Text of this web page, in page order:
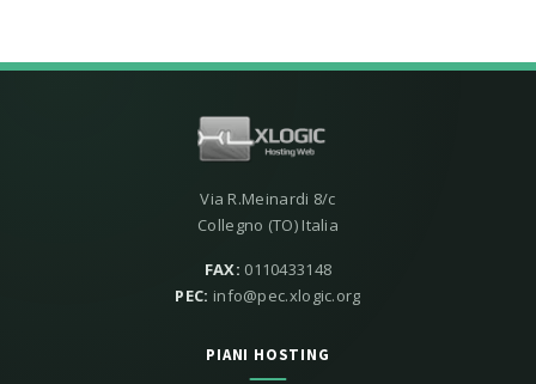
Via R.Meinardi 8/c
Collegno (TO) Italia
FAX: 0110433148
PEC: info@pec.xlogic.org
PIANI HOSTING